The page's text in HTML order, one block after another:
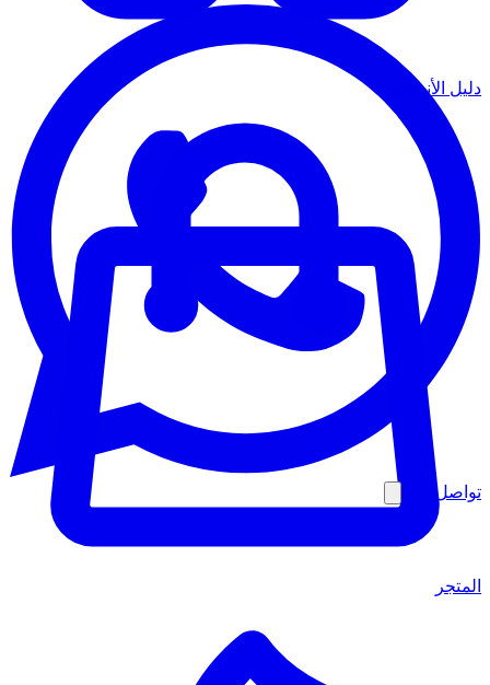
تواصل معنا
دليل الأنشطة
المتجر